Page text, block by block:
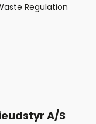
Regulation
A/S